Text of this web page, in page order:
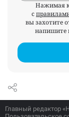
Нажимая
с
вы захотите
напишите
Главный редактор